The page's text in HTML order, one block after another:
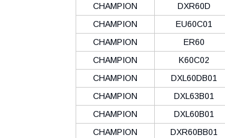
CHAMPION
DXR60D
CHAMPION
EU60C01
CHAMPION
ER60
CHAMPION
K60C02
CHAMPION
DXL60DB01
CHAMPION
DXL63B01
CHAMPION
DXL60B01
CHAMPION
DXR60BB01